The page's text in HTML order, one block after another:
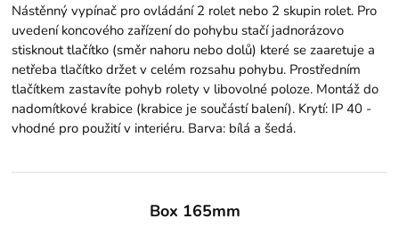
Nástěnný vypínač pro ovládání 2 rolet nebo 2 skupin rolet. Pro
uvedení koncového zařízení do pohybu stačí jadnorázovo
stisknout tlačítko (směr nahoru nebo dolů) které se zaaretuje a
netřeba tlačítko držet v celém rozsahu pohybu. Prostředním
tlačítkem zastavíte pohyb rolety v libovolné poloze. Montáž do
nadomítkové krabice (krabice je součástí balení). Krytí: IP 40 -
vhodné pro použití v interiéru. Barva: bílá a šedá.
Box 165mm